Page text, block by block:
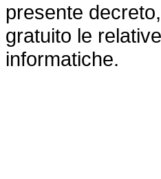
presente
gratuito le
informatiche.